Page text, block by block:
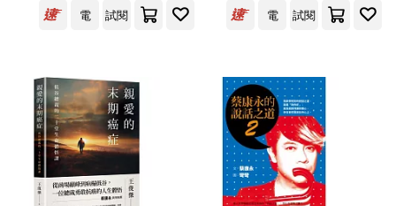
可菲律賓店取(33)
上市日期 (可複選)
電
試閱
電
試閱